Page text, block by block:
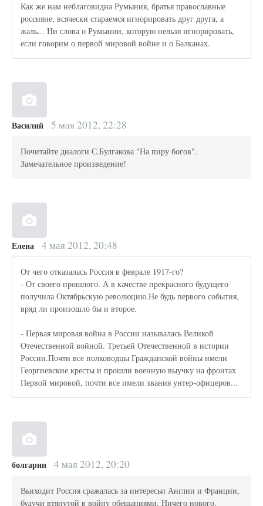
Как же нам неблаговидна Румыния, братья православные
россияне, всячески стараемся игнорировать друг друга, а
жаль... Ни слова о Румынии, которую нельзя игнорировать,
если говорим о первой мировой войне и о Балканах.
Василий 5 мая 2012, 22:28
Почитайте диалоги С.Булгакова "На пиру богов".
Замечательное произведение!
Елена 4 мая 2012, 20:48
От чего отказалась Россия в феврале 1917-го?
- От своего прошлого. А в качестве прекрасного будущего
получила Октябрьскую революцию.Не будь первого события,
вряд ли произошло бы и второе.
- Первая мировая война в России называлась Великой
Отечественной войной. Третьей Отечественной в истории
России.Почти все полководцы Гражданской войны имели
Георгиевские кресты и прошли военную выучку на фронтах
Первой мировой, почти все имели звания унтер-офицеров...
болгарин 4 мая 2012, 20:20
Вьиходит Россия сражалась за интересьи Англии и Франции,
будучи втянутой в войну обещаниями. Ничего нового.